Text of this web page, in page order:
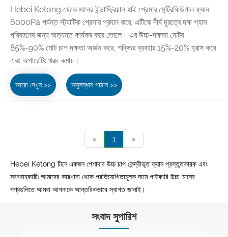
Hebei Ketong থেকে মানের ইন্ডাস্ট্রিয়াল হাই প্রেসার সেন্ট্রিফিউগাল ফ্যান
6000Pa পর্যন্ত স্ট্যাটিক প্রেসার প্রদান করে, এটিকে দীর্ঘ দূরত্বে দক্ষ গ্যাস
পরিবহনের জন্য অত্যন্ত কার্যকর করে তোলে। এর উচ্চ-দক্ষতা মোটর
85%-90% মোট চাপ দক্ষতা অর্জন করে, শক্তির ব্যবহার 15%-20% হ্রাস করে
এবং অপারেটিং খরচ কমায়।
আরো দেখুন >> অনুসন্ধান পাঠান >>
« 1 »
Hebei Ketong চীনে একজন পেশাদার উচ্চ চাপ কেন্দ্রীভূত ফ্যান প্রস্তুতকারক এবং
সরবরাহকারী৷ আমাদের কারখানা থেকে প্রতিযোগিতামূলক দামে পাইকারি উচ্চ-মানের
পণ্যগুলিতে আমরা আপনাকে আন্তরিকভাবে স্বাগত জানাই।
সংবাদ সুপারিশ